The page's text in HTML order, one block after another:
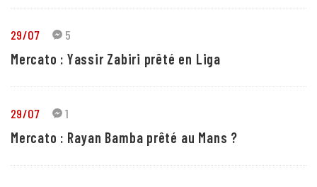
29/07 5
Mercato : Yassir Zabiri prêté en Liga
29/07 1
Mercato : Rayan Bamba prêté au Mans ?